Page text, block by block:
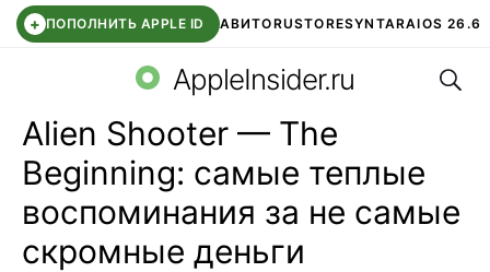
+ ПОПОЛНИТЬ APPLE ID АВИТОRUSTORESYNTARAIOS 26.6
СБЕР КИДС ЧАТ ROBLOXВТБ ОНЛАЙН
AppleInsider.ru
Alien Shooter — The
Beginning: самые теплые
воспоминания за не самые
скромные деньги